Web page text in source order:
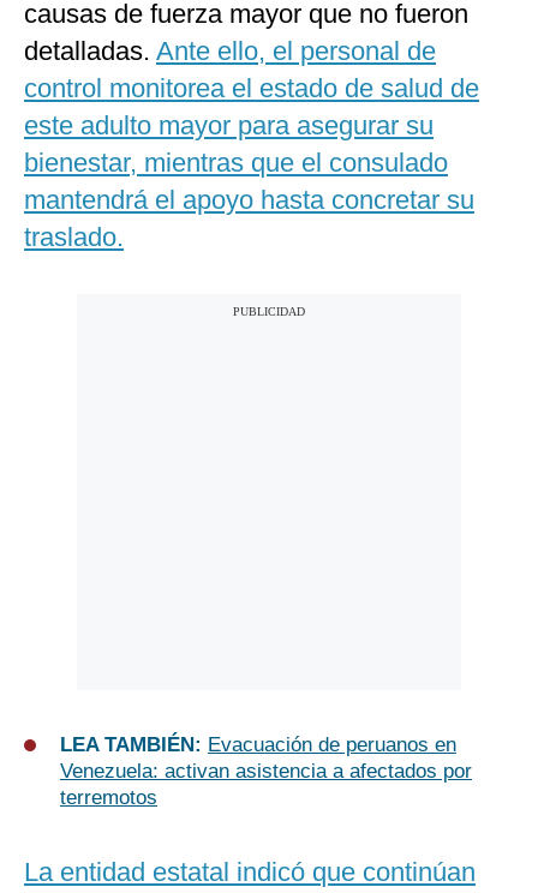
causas de fuerza mayor que no fueron
detalladas. Ante ello, el personal de
control monitorea el estado de salud de
este adulto mayor para asegurar su
bienestar, mientras que el consulado
mantendrá el apoyo hasta concretar su
traslado.
LEA TAMBIÉN: Evacuación de peruanos en
Venezuela: activan asistencia a afectados por
terremotos
La entidad estatal indicó que continúan